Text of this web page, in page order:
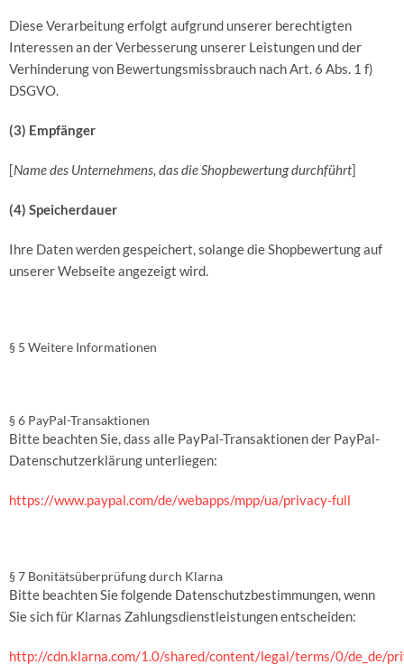
Diese Verarbeitung erfolgt aufgrund unserer berechtigten
Interessen an der Verbesserung unserer Leistungen und der
Verhinderung von Bewertungsmissbrauch nach Art. 6 Abs. 1 f)
DSGVO.
(3) Empfänger
[Name des Unternehmens, das die Shopbewertung durchführt]
(4) Speicherdauer
Ihre Daten werden gespeichert, solange die Shopbewertung auf
unserer Webseite angezeigt wird.
§ 5 Weitere Informationen
§ 6 PayPal-Transaktionen
Bitte beachten Sie, dass alle PayPal-Transaktionen der PayPal-
Datenschutzerklärung unterliegen:
https://www.paypal.com/de/webapps/mpp/ua/privacy-full
§ 7 Bonitätsüberprüfung durch Klarna
Bitte beachten Sie folgende Datenschutzbestimmungen, wenn
Sie sich für Klarnas Zahlungsdienstleistungen entscheiden:
http://cdn.klarna.com/1.0/shared/content/legal/terms/0/de_de/